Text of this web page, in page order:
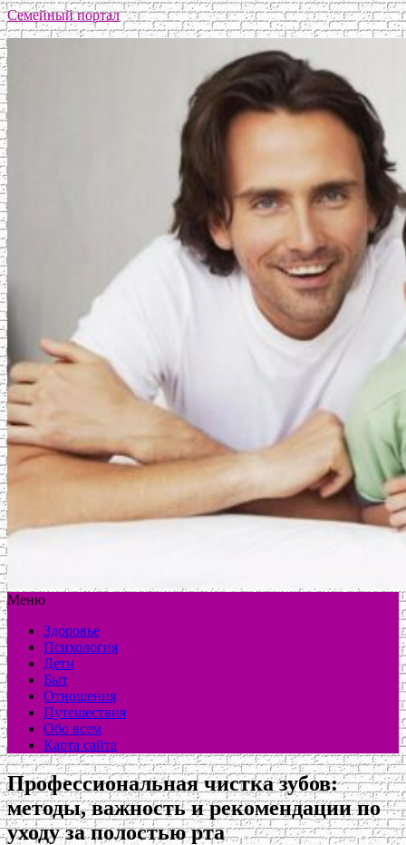
Семейный портал
Меню
Здоровье
Психология
Дети
Быт
Отношения
Путешествия
Обо всем
Карта сайта
Профессиональная чистка зубов:
методы, важность и рекомендации по
уходу за полостью рта